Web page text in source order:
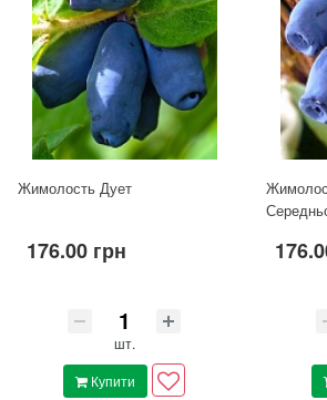
Жимолость Дует
176.00 грн
шт.
Купити